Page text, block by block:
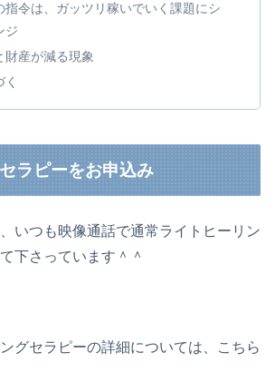
指令は、ガッツリ稼いでいく課題にシ
ジ
財産が減る現象
ラピーをお申込み
いつも映像通話で通常ライトヒーリン
下さっています＾＾
グセラピーの詳細については、こちら